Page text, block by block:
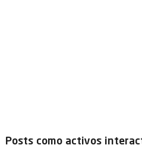
Posts como activos